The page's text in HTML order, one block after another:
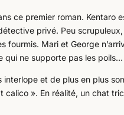
ce premier roman. Kentaro
privé. Peu scrupuleux,
fourmis. Mari et George
qui ne supporte pas les poils…
et de plus en plus
calico ». En réalité, un chat